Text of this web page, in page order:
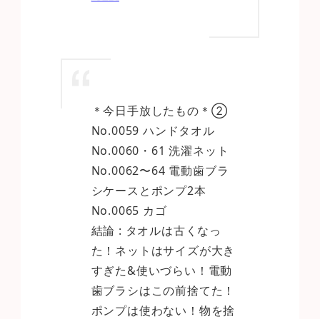
＊今日手放したもの＊②
No.0059 ハンドタオル
No.0060・61 洗濯ネット
No.0062〜64 電動歯ブラ
シケースとポンプ2本
No.0065 カゴ
結論 : タオルは古くなっ
た！ネットはサイズが大き
すぎた&使いづらい！電動
歯ブラシはこの前捨てた！
ポンプは使わない！物を捨